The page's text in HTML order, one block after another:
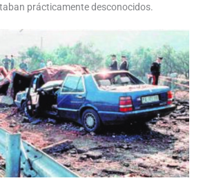
prácticamente desconocidos.